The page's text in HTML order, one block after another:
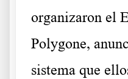
organizaron el
Polygone,
sistema que